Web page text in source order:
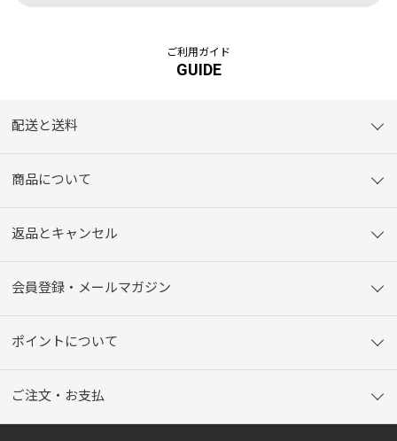
ご利用ガイド
GUIDE
配送と送料
商品について
返品とキャンセル
会員登録・メールマガジン
ポイントについて
ご注文・お支払